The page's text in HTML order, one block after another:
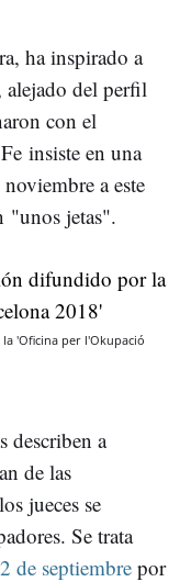
ha inspirado a
del perfil
con el
insiste en una
a este
"unos jetas".
'Oficina per l'Okupació
describen a
de las
jueces se
Se trata
de septiembre por